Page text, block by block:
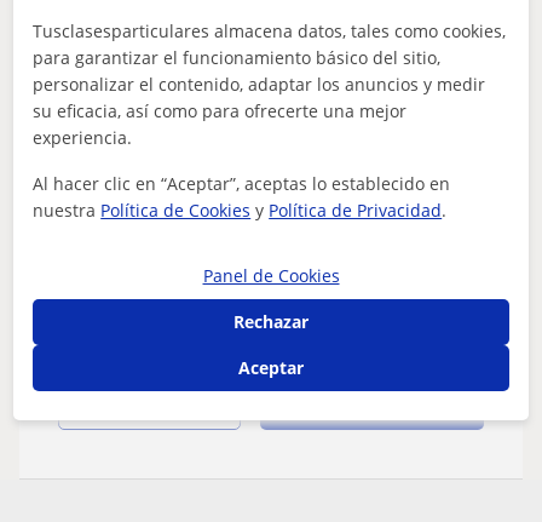
Granada Capital
Español para extranjeros
Profesora de inglés con titulación C1 de
Cambridge y de español para extranjeros
teniendo en cuenta las destrezas y dificultades de la
persona. Son clases completamen...
Tusclasesparticulares almacena datos, tales como cookies,
para garantizar el funcionamiento básico del sitio,
personalizar el contenido, adaptar los anuncios y medir
su eficacia, así como para ofrecerte una mejor
experiencia.
Al hacer clic en “Aceptar”, aceptas lo establecido en
nuestra Política de Cookies y Política de Privacidad.
Panel de Cookies
Rechazar
Aceptar